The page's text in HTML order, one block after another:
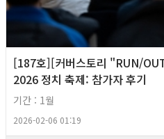
[187호][커버스토리 "RUN/
2026 정치 축제: 참가자 후기
기간 : 1월
2026-02-06 01:19